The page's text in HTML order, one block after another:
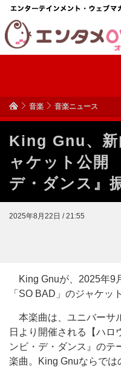
音楽 音楽ニュース
King Gnu、新
ャケット公開
デ・ダンス』
2025年8月22日 / 21:55
King Gnuが、2025年9
「SO BAD」のジャケッ
本楽曲は、ユニバーサ
日より開催される【ハロ
ンビ・デ・ダンス』のテ
楽曲。King Gnuならでは